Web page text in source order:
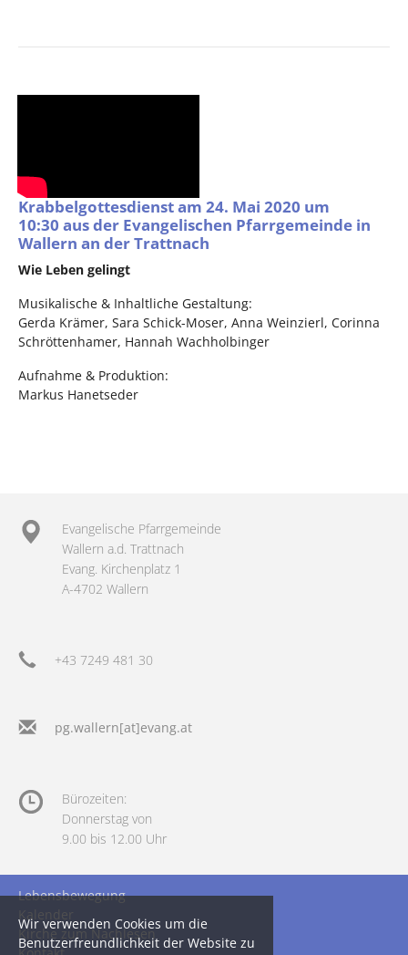
Wir verwenden Cookies um die
Benutzerfreundlichkeit der Website zu
Krabbelgottesdienst am 24. Mai 2020 um
10:30 aus der Evangelischen Pfarrgemeinde in
Wallern an der Trattnach
Wie Leben gelingt
Musikalische & Inhaltliche Gestaltung:
Gerda Krämer, Sara Schick-Moser, Anna Weinzierl, Corinna
Schröttenhamer, Hannah Wachholbinger
Aufnahme & Produktion:
Markus Hanetseder
Evangelische Pfarrgemeinde
Wallern a.d. Trattnach
Evang. Kirchenplatz 1
A-4702 Wallern
+43 7249 481 30
pg.wallern[at]evang.at
Bürozeiten:
Donnerstag von
9.00 bis 12.00 Uhr
Lebensbewegung
Kalender
Kirche zum Nachlesen